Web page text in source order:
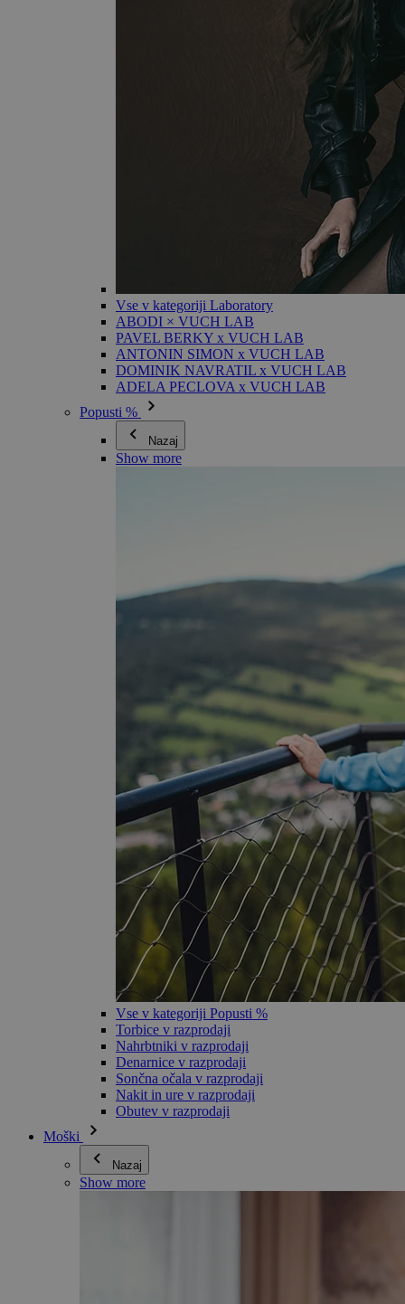
Vse v kategoriji Laboratory
ABODI × VUCH LAB
PAVEL BERKY x VUCH LAB
ANTONIN SIMON x VUCH LAB
DOMINIK NAVRATIL x VUCH LAB
ADELA PECLOVA x VUCH LAB
Popusti %
Nazaj
Show more
Vse v kategoriji Popusti %
Torbice v razprodaji
Nahrbtniki v razprodaji
Denarnice v razprodaji
Sončna očala v razprodaji
Nakit in ure v razprodaji
Obutev v razprodaji
Moški
Nazaj
Show more